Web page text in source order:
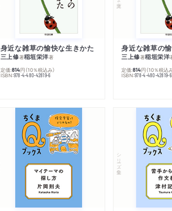
身近な雑草の愉快な生きかた
三上修著稲垣栄洋著
定価:814円 （10％税込み）
ISBN:978-4-480-42819-6
身近な雑草の
三上修著稲垣栄洋
定価:814円 （10％税込
ISBN:978-4-480-42819-6
シリーズ・全集